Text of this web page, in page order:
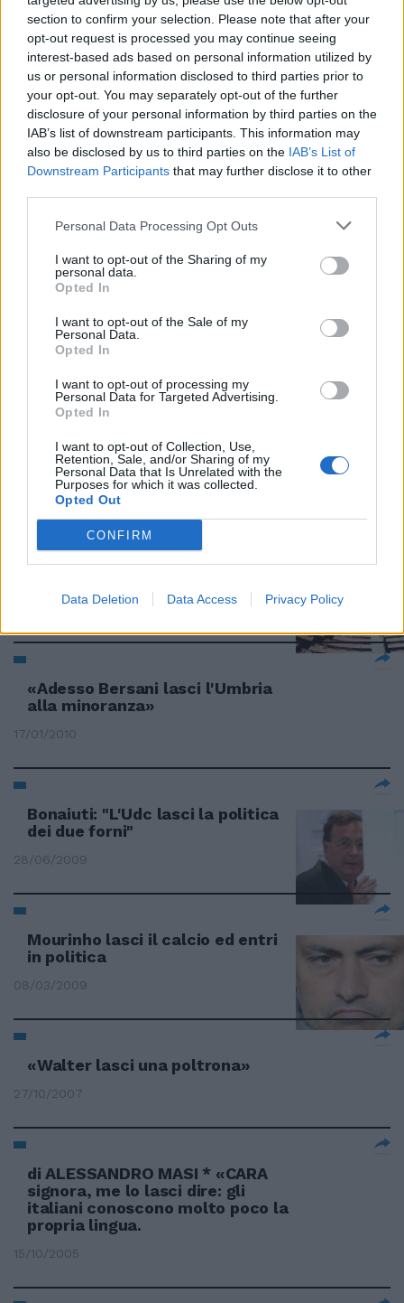
section to confirm your selection. Please note that after your
opt-out request is processed you may continue seeing
interest-based ads based on personal information utilized by
us or personal information disclosed to third parties prior to
your opt-out. You may separately opt-out of the further
disclosure of your personal information by third parties on the
IAB’s list of downstream participants. This information may
also be disclosed by us to third parties on the IAB’s List of
Downstream Participants that may further disclose it to other
Personal Data Processing Opt Outs
I want to opt-out of the Sharing of my
personal data.
Opted In
I want to opt-out of the Sale of my
Personal Data.
Opted In
I want to opt-out of processing my
Personal Data for Targeted Advertising.
Opted In
I want to opt-out of Collection, Use,
Retention, Sale, and/or Sharing of my
Personal Data that Is Unrelated with the
Purposes for which it was collected.
Opted Out
CONFIRM
Data Deletion Data Access Privacy Policy
"Il senatore ha fatto il doppio
gioco. Non può restare, lasci
l'incarico"
24/07/2011
Casini: "Lasci o sarà
governicchio"
Il senatùr lasci stare la Capitale
31/07/2010
incarichi
31/07/2010
"Lasci la Camera come Pertini
31/07/2010
«Adesso Bersani lasci l'Umbria
alla minoranza»
17/01/2010
Bonaiuti: "L'Udc lasci la politica
dei due forni"
28/06/2009
Mourinho lasci il calcio ed entri
in politica
08/03/2009
«Walter lasci una poltrona»
27/10/2007
di ALESSANDRO MASI * «CARA
signora, me lo lasci dire: gli
italiani conoscono molto poco la
propria lingua.
15/10/2005